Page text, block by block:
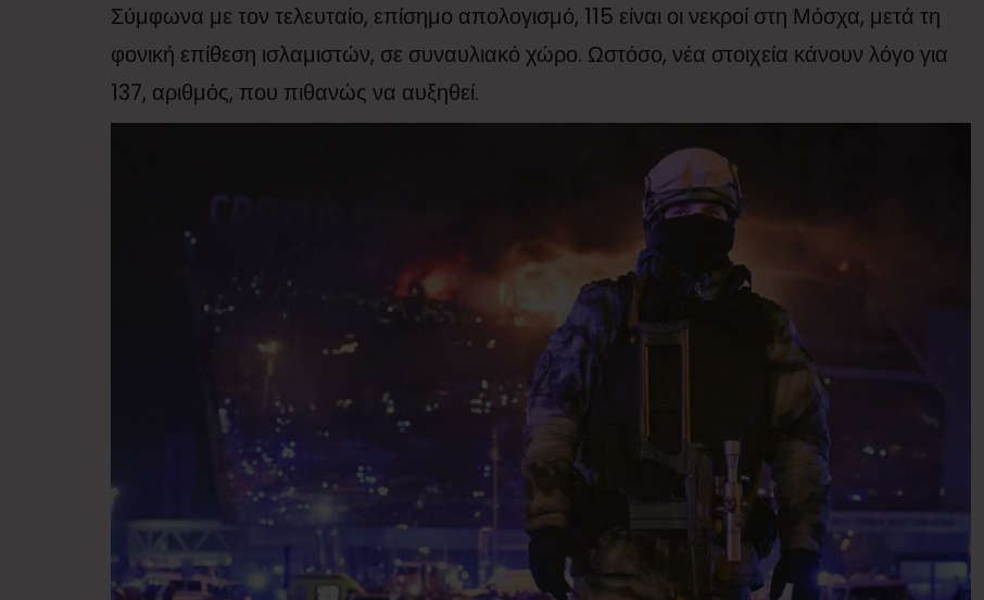
Σύμφωνα με τον τελευταίο, επίσημο απολογισμό, 115 είναι οι νεκροί στη Μόσχα, μετά τη
φονική επίθεση ισλαμιστών, σε συναυλιακό χώρο. Ωστόσο, νέα στοιχεία κάνουν λόγο για
137, αριθμός, που πιθανώς να αυξηθεί.